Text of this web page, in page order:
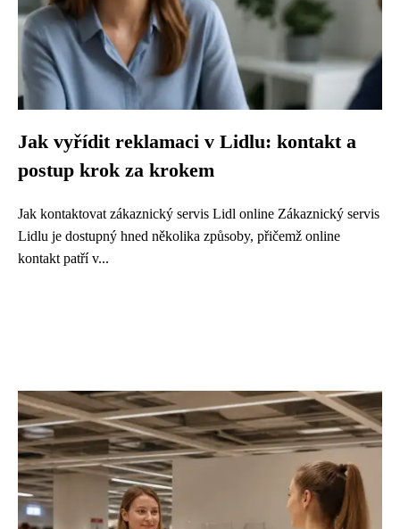
Jak vyřídit reklamaci v Lidlu: kontakt a
postup krok za krokem
Jak kontaktovat zákaznický servis Lidl online Zákaznický servis
Lidlu je dostupný hned několika způsoby, přičemž online
kontakt patří v...